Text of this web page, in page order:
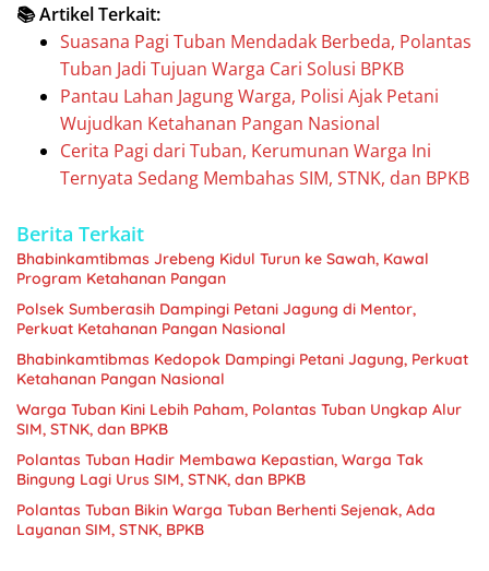
📚 Artikel Terkait:
Suasana Pagi Tuban Mendadak Berbeda, Polantas
Tuban Jadi Tujuan Warga Cari Solusi BPKB
Pantau Lahan Jagung Warga, Polisi Ajak Petani
Wujudkan Ketahanan Pangan Nasional
Cerita Pagi dari Tuban, Kerumunan Warga Ini
Ternyata Sedang Membahas SIM, STNK, dan BPKB
Berita Terkait
Bhabinkamtibmas Jrebeng Kidul Turun ke Sawah, Kawal
Program Ketahanan Pangan
Polsek Sumberasih Dampingi Petani Jagung di Mentor,
Perkuat Ketahanan Pangan Nasional
Bhabinkamtibmas Kedopok Dampingi Petani Jagung, Perkuat
Ketahanan Pangan Nasional
Warga Tuban Kini Lebih Paham, Polantas Tuban Ungkap Alur
SIM, STNK, dan BPKB
Polantas Tuban Hadir Membawa Kepastian, Warga Tak
Bingung Lagi Urus SIM, STNK, dan BPKB
Polantas Tuban Bikin Warga Tuban Berhenti Sejenak, Ada
Layanan SIM, STNK, BPKB